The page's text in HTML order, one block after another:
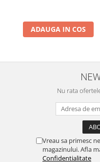
ADAUGA IN COS
Nu rata
Vreau sa primesc
magazinului. Afla
Confidentialitate